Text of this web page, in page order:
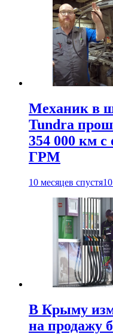
Механик в
Tundra
354 000 км
ГРМ
10 месяцев спустя
В Крыму
на продажу